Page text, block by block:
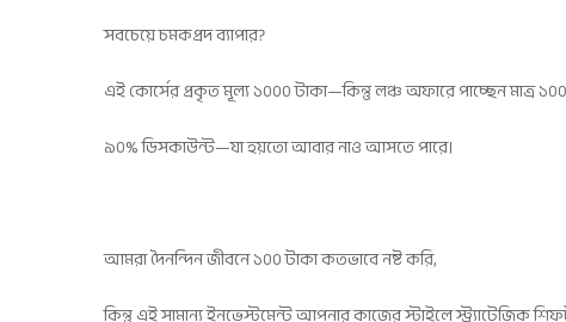
সবচেয়ে চমকপ্রদ ব্যাপার?
এই কোর্সের প্রকৃত মূল্য ১০০০ টাকা—কিন্তু লঞ্চ অফারে পাচ্ছেন মাত্র
৯০% ডিসকাউন্ট—যা হয়তো আবার নাও আসতে পারে।
আমরা দৈনন্দিন জীবনে ১০০ টাকা কতভাবে নষ্ট করি,